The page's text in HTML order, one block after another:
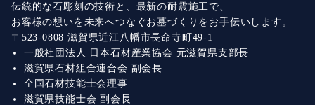
伝統的な石彫刻の技術と、最新の耐震施工で、
お客様の想いを未来へつなぐお墓づくりをお手伝いします。
〒523-0808 滋賀県近江八幡市長命寺町49-1
一般社団法人 日本石材産業協会 元滋賀県支部長
滋賀県石材組合連合会 副会長
全国石材技能士会理事
滋賀県技能士会 副会長